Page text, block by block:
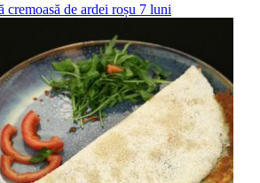
cremoasă de ardei roșu 7 luni